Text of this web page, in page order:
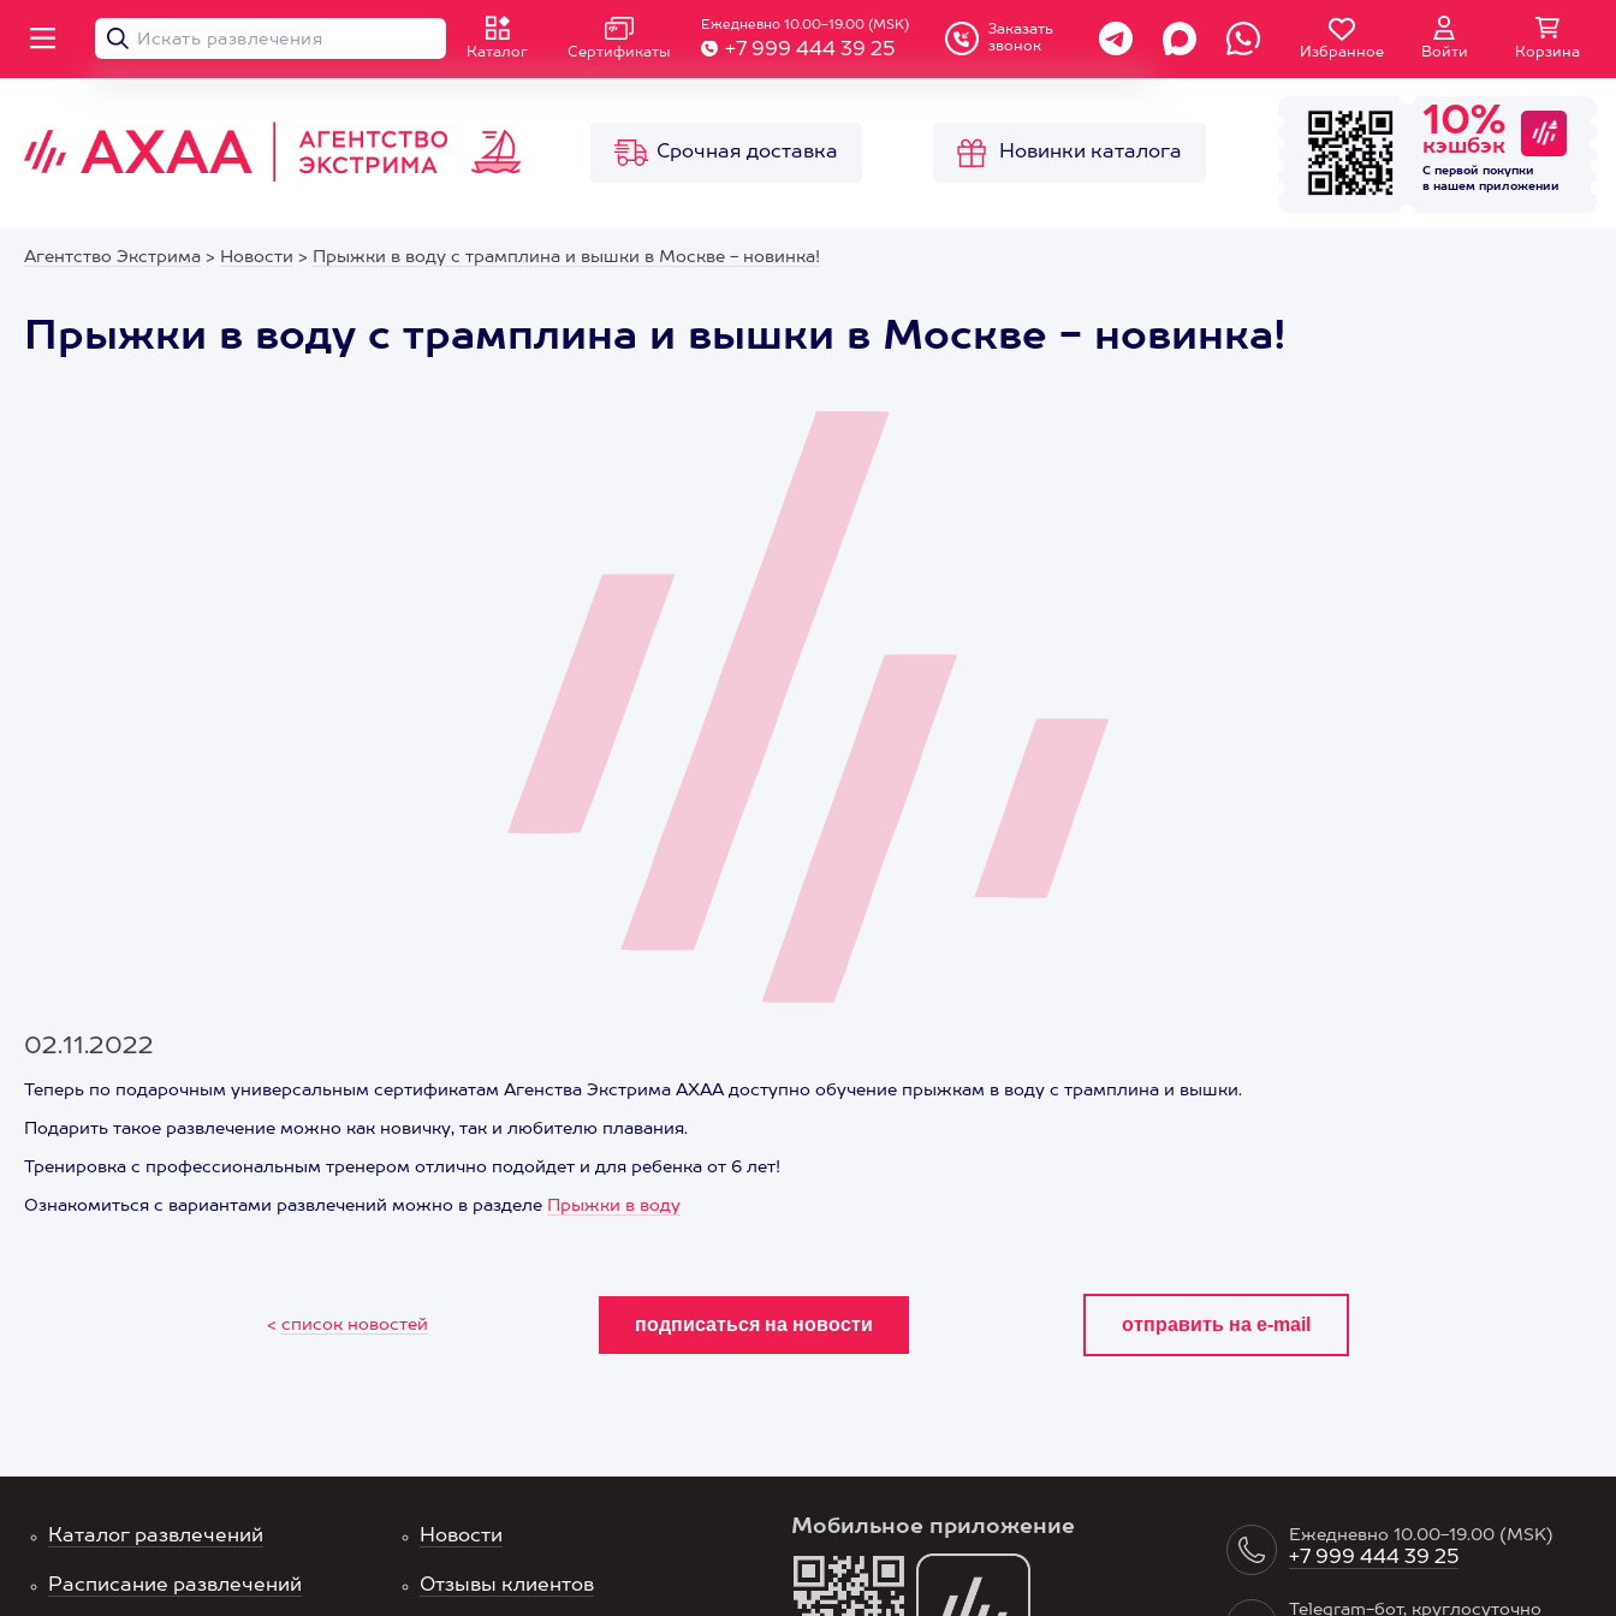
Каталог Сертификаты
Ежедневно 10.00-19.00 (MSK)
+7 999 444 39 25
Заказать
звонок
Избранное Войти Корзина
Срочная доставка Новинки каталога
10%
кэшбэк
С первой покупки
в нашем приложении
Агентство Экстрима > Новости > Прыжки в воду с трамплина и вышки в Москве - новинка!
Прыжки в воду с трамплина и вышки в Москве - новинка!
02.11.2022
Теперь по подарочным универсальным сертификатам Агенства Экстрима АХАА доступно обучение прыжкам в воду с трамплина и вышки.
Подарить такое развлечение можно как новичку, так и любителю плавания.
Тренировка с профессиональным тренером отлично подойдет и для ребенка от 6 лет!
Ознакомиться с вариантами развлечений можно в разделе Прыжки в воду
< список новостей
Каталог развлечений
Расписание развлечений
Новости
Отзывы клиентов
Мобильное приложение Ежедневно 10.00-19.00 (MSK)
+7 999 444 39 25
Telegram-бот, круглосуточно